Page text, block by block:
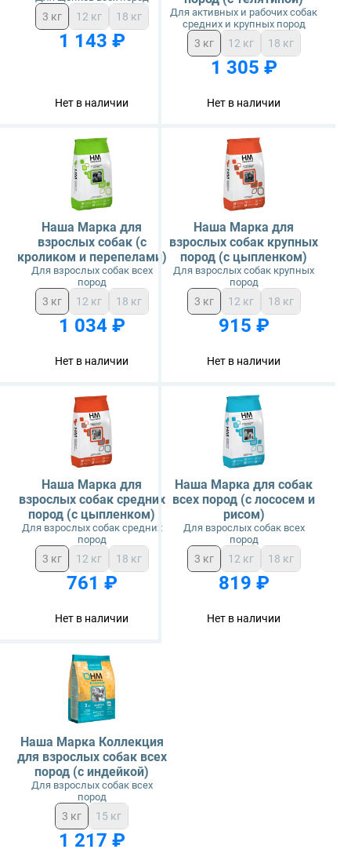
3 кг 12 кг 18 кг
1 143 ₽
Нет в наличии
Для активных и рабочих собак
средних и крупных пород
3 кг 12 кг 18 кг
1 305 ₽
Нет в наличии
Наша Марка для
взрослых собак (с
кроликом и перепелами)
Для взрослых собак всех
пород
3 кг 12 кг 18 кг
1 034 ₽
Нет в наличии
Наша Марка для
взрослых собак крупных
пород (с цыпленком)
Для взрослых собак крупных
пород
3 кг 12 кг 18 кг
915 ₽
Нет в наличии
Наша Марка для
взрослых собак средних
пород (с цыпленком)
Для взрослых собак средних
пород
3 кг 12 кг 18 кг
761 ₽
Нет в наличии
Наша Марка для собак
всех пород (с лососем и
рисом)
Для взрослых собак всех
пород
3 кг 12 кг 18 кг
819 ₽
Нет в наличии
Наша Марка Коллекция
для взрослых собак всех
пород (с индейкой)
Для взрослых собак всех
пород
3 кг 15 кг
1 217 ₽